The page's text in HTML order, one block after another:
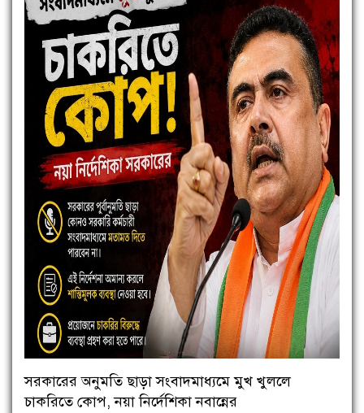
সরকারের অনুমতি ছাড়া সংবাদমাধ্যমে মুখ খুললে
চাকরিতে কোপ, নয়া নির্দেশিকা নবান্নের